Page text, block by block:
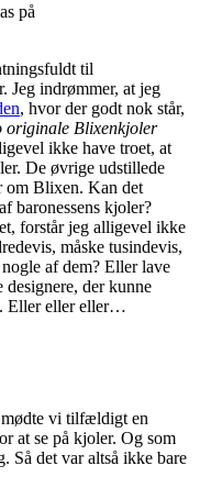
på
til
Jeg indrømmer, at jeg
, hvor der godt nok står,
originale Blixenkjoler
ikke have troet, at
De øvrige udstillede
om Blixen. Kan det
baronessens kjoler?
forstår jeg alligevel ikke
måske tusindevis,
af dem? Eller lave
designere, der kunne
Eller eller eller…
mødte vi tilfældigt en
at se på kjoler. Og som
Så det var altså ikke bare